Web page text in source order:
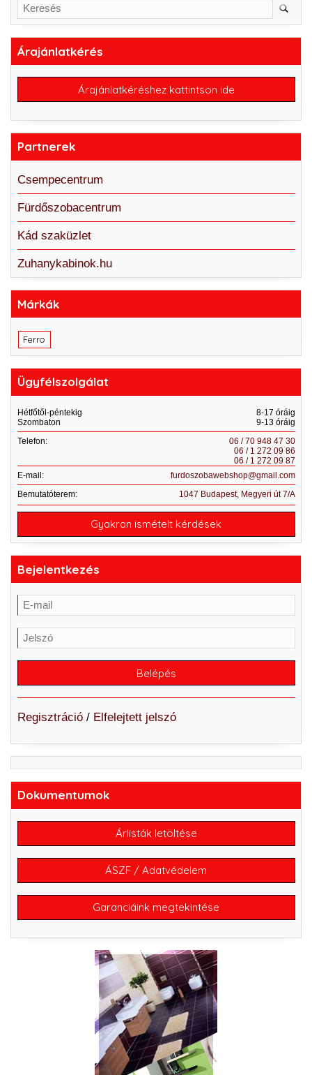
Árajánlatkérés
Árajánlatkéréshez kattintson ide
Partnerek
Csempecentrum
Fürdőszobacentrum
Kád szaküzlet
Zuhanykabinok.hu
Márkák
Ferro
Ügyfélszolgálat
Hétfőtől-péntekig
8-17 óráig
Szombaton
9-13 óráig
Telefon:
06 / 70 948 47 30
06 / 1 272 09 86
06 / 1 272 09 87
E-mail:
furdoszobawebshop@gmail.com
Bemutatóterem:
1047 Budapest, Megyeri út 7/A
Gyakran ismételt kérdések
Bejelentkezés
Regisztráció/ Elfelejtett jelszó
Dokumentumok
Árlisták letöltése
ÁSZF / Adatvédelem
Garanciáink megtekintése